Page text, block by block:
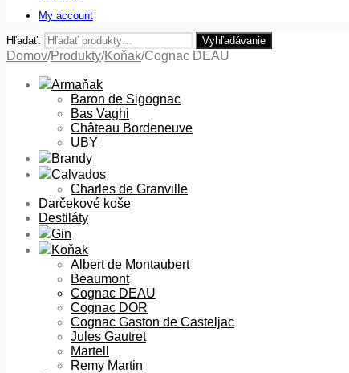
My account
Hľadať: Vyhľadávanie
Domov/Produkty/Koňak/Cognac DEAU
Armaňak
Baron de Sigognac
Bas Vaghi
Château Bordeneuve
UBY
Brandy
Calvados
Charles de Granville
Darčekové koše
Destiláty
Gin
Koňak
Albert de Montaubert
Beaumont
Cognac DEAU
Cognac DOR
Cognac Gaston de Casteljac
Jules Gautret
Martell
Remy Martin